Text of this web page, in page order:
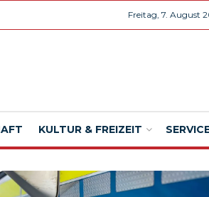
Freitag, 7. August
KULTUR & FREIZEIT